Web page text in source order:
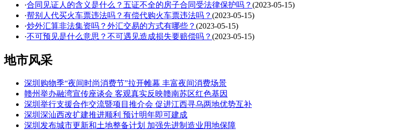
·合同见证人的含义是什么？五证不全的房子合同受法律保护吗？ (2023-05-15)
·帮别人代买火车票违法吗？有偿代购火车票违法吗？ (2023-05-15)
·炒外汇算非法集资吗？外汇交易的方式有哪些？ (2023-05-15)
·不可预见是什么意思？不可遇见造成损失要赔偿吗？ (2023-05-15)
地市风采
深圳购物季“夜间时尚消费节”拉开帷幕 丰富夜间消费场景
赣州举办融湾宣传座谈会 客观真实反映赣南苏区红色基因
深圳举行支援合作交流暨项目推介会 促进江西寻乌两地优势互补
深圳深汕西改扩建推进顺利 预计明年即可建成
深圳发布城市更新和土地整备计划 加强先进制造业用地保障